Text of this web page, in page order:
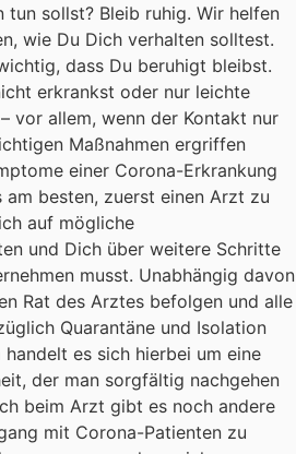
tun sollst? Bleib ruhig. Wir helfen
wie Du Dich verhalten solltest.
dass Du beruhigt bleibst.
erkrankst oder nur leichte
vor allem, wenn der Kontakt nur
Maßnahmen ergriffen
einer Corona-Erkrankung
besten, zuerst einen Arzt zu
auf mögliche
und Dich über weitere Schritte
musst. Unabhängig davon
Rat des Arztes befolgen und alle
Quarantäne und Isolation
es sich hierbei um eine
der man sorgfältig nachgehen
beim Arzt gibt es noch andere
mit Corona-Patienten zu